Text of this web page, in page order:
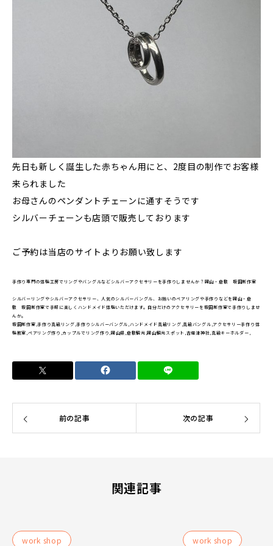
先日も新しく誕生した赤ちゃん用にと、2度目の制作でお客様
来られました
お母さんのペンダントチェーンに通すそうです
シルバーチェーンも店頭で販売しております
ご予約は当店のサイトよりお願い致します
手作り専門の体験工房でリングやバングルなどシルバーアクセサリーを手作りしませんか？岡山・倉敷 坂田制作室
シルバーリングやシルバーアクセサリー、人気のシルバーバングル、お揃いのペアリングや手作りなどを岡山・倉
敷 坂田制作室で手軽に楽しくハンドメイド体験いただけます。自分だけのアクセサリーを坂田制作室で手作りしませ
んか。
坂田制作室,手作り真鍮リング,手作りシルバーバングル,ハンドメイド真鍮リング,真鍮バングル,アクセサリー手作り体
験教室,ペアリング作り,カップルでリング作り,岡山県,倉敷観光,岡山観光スポット,吉備津神社,真鍮キーホルダー,
前の記事 次の記事
関連記事
work shop work shop